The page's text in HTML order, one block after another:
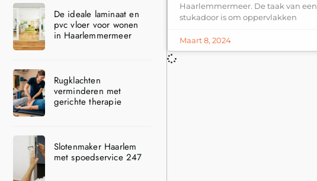
De ideale laminaat en
pvc vloer voor wonen
in Haarlemmermeer
Rugklachten
verminderen met
gerichte therapie
Slotenmaker Haarlem
met spoedservice 247
Haarlemmermeer. De taak van een
stukadoor is om oppervlakken
Maart 8, 2024